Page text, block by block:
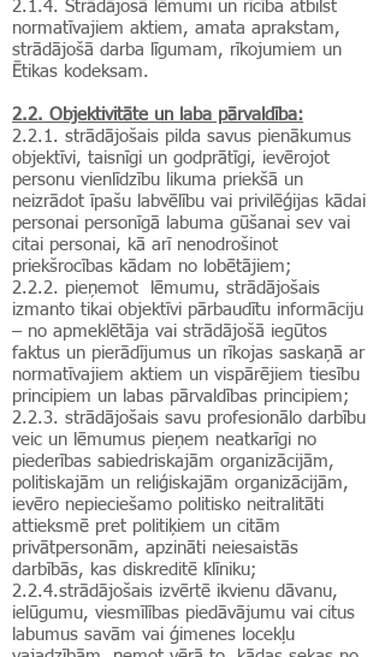
2.1.4. Strādājošā lēmumi un rīcība atbilst
normatīvajiem aktiem, amata aprakstam,
strādājošā darba līgumam, rīkojumiem un
Ētikas kodeksam.
2.2. Objektivitāte un laba pārvaldība:
2.2.1. strādājošais pilda savus pienākumus
objektīvi, taisnīgi un godprātīgi, ievērojot
personu vienlīdzību likuma priekšā un
neizrādot īpašu labvēlību vai privilēģijas kādai
personai personīgā labuma gūšanai sev vai
citai personai, kā arī nenodrošinot
priekšrocības kādam no lobētājiem;
2.2.2. pieņemot lēmumu, strādājošais
izmanto tikai objektīvi pārbaudītu informāciju
– no apmeklētāja vai strādājošā iegūtos
faktus un pierādījumus un rīkojas saskaņā ar
normatīvajiem aktiem un vispārējiem tiesību
principiem un labas pārvaldības principiem;
2.2.3. strādājošais savu profesionālo darbību
veic un lēmumus pieņem neatkarīgi no
piederības sabiedriskajām organizācijām,
politiskajām un reliģiskajām organizācijām,
ievēro nepieciešamo politisko neitralitāti
attieksmē pret politiķiem un citām
privātpersonām, apzināti neiesaistās
darbībās, kas diskreditē klīniku;
2.2.4.strādājošais izvērtē ikvienu dāvanu,
ielūgumu, viesmīlības piedāvājumu vai citus
labumus savām vai ģimenes locekļu